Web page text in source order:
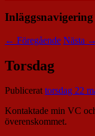
Inläggsnavigering
← Föregående Nästa →
Torsdag
Publicerattorsdag 22
Kontaktade min VC
överenskommet.